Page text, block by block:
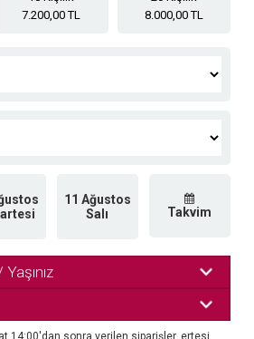
7.200,00 TL
8.000,00 TL
11 Ağustos
Salı
Takvim
Yaşınız
14:00'dan sonra verilen siparişler, ertesi